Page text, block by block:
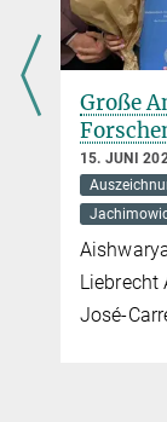
Große
15. JUNI
Liebrecht
José-